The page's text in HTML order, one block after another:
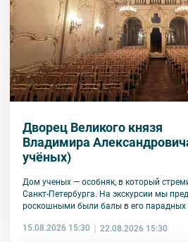
Внимание! Наличие мест на экскурсию
специалистом компании. На все
действует правило предварительной
с момента бронирования в
экскурсии или тура. Уточняйте у
Вы также можете ближе познакомиться
компании”.
Дворец Великого князя
Владимира
учёных)
Дом ученых — особняк, в который
Санкт-Петербурга. На экскурсии мы
роскошными были балы в его парадных
15.08.2026 15:30 22.08.2026 15:30